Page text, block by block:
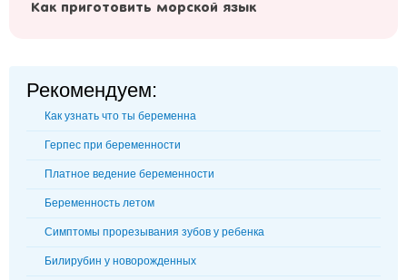
Как приготовить морской язык
Рекомендуем:
Как узнать что ты беременна
Герпес при беременности
Платное ведение беременности
Беременность летом
Симптомы прорезывания зубов у ребенка
Билирубин у новорожденных